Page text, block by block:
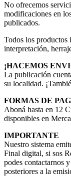
No ofrecemos
modificaciones en
publicados.
Todos los productos
interpretación,
¡HACEMOS
La publicación
su localidad.
FORMAS DE
Aboná hasta en 12
disponibles en
IMPORTANTE
Nuestro sistema
Final digital, si sos
podes contactarnos
posteriores a la